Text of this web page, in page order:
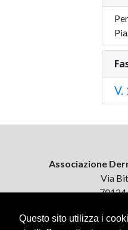
Questo sito utilizza i
V.
Associazione
Via
70124